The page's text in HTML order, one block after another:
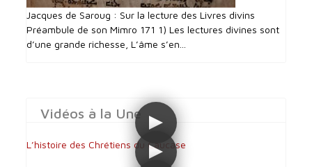
Jacques de Saroug : Sur la lecture des Livres divins
Préambule de son Mimro 171 1) Les lectures divines sont
d’une grande richesse, L’âme s’en...
Vidéos à la Une
L’histoire des Chrétiens du Caucase